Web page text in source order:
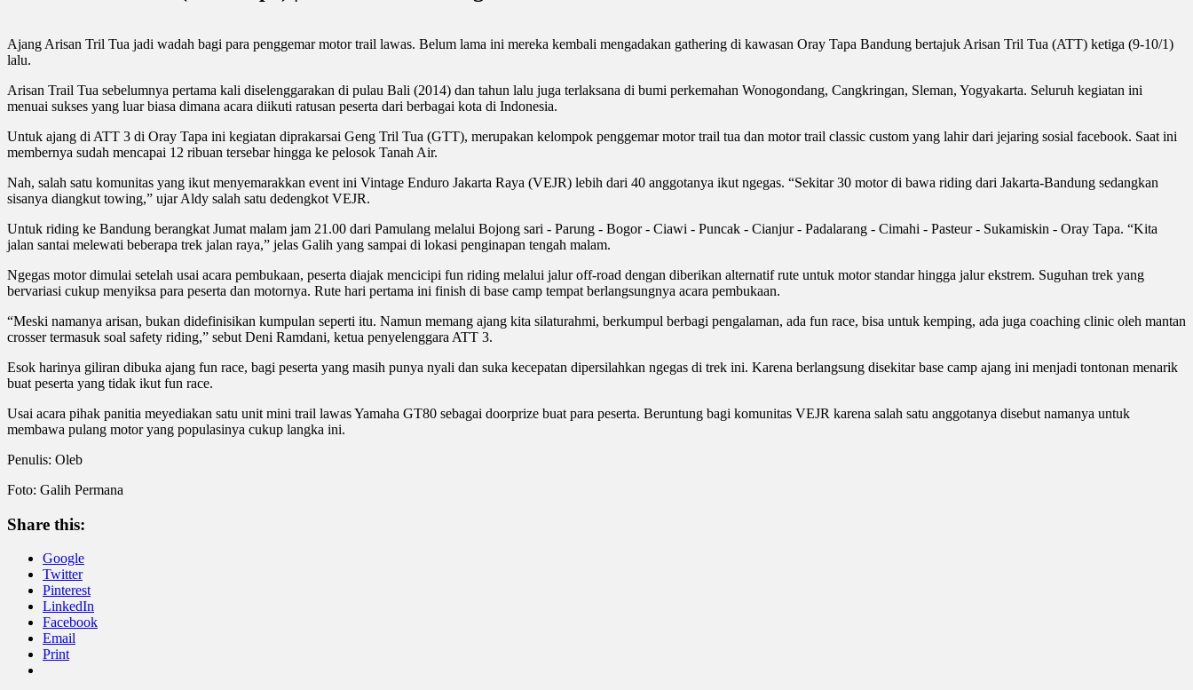
Ajang Arisan Tril Tua jadi wadah bagi para penggemar motor trail lawas. Belum lama ini mereka kembali mengadakan gathering di kawasan Oray Tapa Bandung bertajuk Arisan Tril Tua (ATT) ketiga (9-10/1)
lalu.
Arisan Trail Tua sebelumnya pertama kali diselenggarakan di pulau Bali (2014) dan tahun lalu juga terlaksana di bumi perkemahan Wonogondang, Cangkringan, Sleman, Yogyakarta. Seluruh kegiatan ini
menuai sukses yang luar biasa dimana acara diikuti ratusan peserta dari berbagai kota di Indonesia.
Untuk ajang di ATT 3 di Oray Tapa ini kegiatan diprakarsai Geng Tril Tua (GTT), merupakan kelompok penggemar motor trail tua dan motor trail classic custom yang lahir dari jejaring sosial facebook. Saat ini
membernya sudah mencapai 12 ribuan tersebar hingga ke pelosok Tanah Air.
Nah, salah satu komunitas yang ikut menyemarakkan event ini Vintage Enduro Jakarta Raya (VEJR) lebih dari 40 anggotanya ikut ngegas. “Sekitar 30 motor di bawa riding dari Jakarta-Bandung sedangkan
sisanya diangkut towing,” ujar Aldy salah satu dedengkot VEJR.
Untuk riding ke Bandung berangkat Jumat malam jam 21.00 dari Pamulang melalui Bojong sari - Parung - Bogor - Ciawi - Puncak - Cianjur - Padalarang - Cimahi - Pasteur - Sukamiskin - Oray Tapa. “Kita
jalan santai melewati beberapa trek jalan raya,” jelas Galih yang sampai di lokasi penginapan tengah malam.
Ngegas motor dimulai setelah usai acara pembukaan, peserta diajak mencicipi fun riding melalui jalur off-road dengan diberikan alternatif rute untuk motor standar hingga jalur ekstrem. Suguhan trek yang
bervariasi cukup menyiksa para peserta dan motornya. Rute hari pertama ini finish di base camp tempat berlangsungnya acara pembukaan.
“Meski namanya arisan, bukan didefinisikan kumpulan seperti itu. Namun memang ajang kita silaturahmi, berkumpul berbagi pengalaman, ada fun race, bisa untuk kemping, ada juga coaching clinic oleh mantan
crosser termasuk soal safety riding,” sebut Deni Ramdani, ketua penyelenggara ATT 3.
Esok harinya giliran dibuka ajang fun race, bagi peserta yang masih punya nyali dan suka kecepatan dipersilahkan ngegas di trek ini. Karena berlangsung disekitar base camp ajang ini menjadi tontonan menarik
buat peserta yang tidak ikut fun race.
Usai acara pihak panitia meyediakan satu unit mini trail lawas Yamaha GT80 sebagai doorprize buat para peserta. Beruntung bagi komunitas VEJR karena salah satu anggotanya disebut namanya untuk
membawa pulang motor yang populasinya cukup langka ini.
Penulis: Oleb
Foto: Galih Permana
Share this:
Google
Twitter
Pinterest
LinkedIn
Facebook
Email
Print